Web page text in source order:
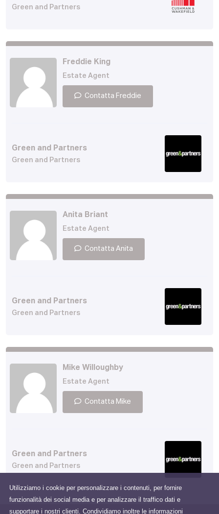
Utilizziamo i cookie per personalizzare i contenuti, per fornire
funzionalità dei social media e per analizzare il traffico dati e
supportare i nostri clienti. Condividiamo inoltre le informazioni
Green and Partners
Freddie King
Estate Agent
Contatta Freddie
Green and Partners
Green and Partners
Anita Briant
Estate Agent
Contatta Anita
Green and Partners
Green and Partners
Mike Willoughby
Estate Agent
Contatta Mike
Green and Partners
Green and Partners